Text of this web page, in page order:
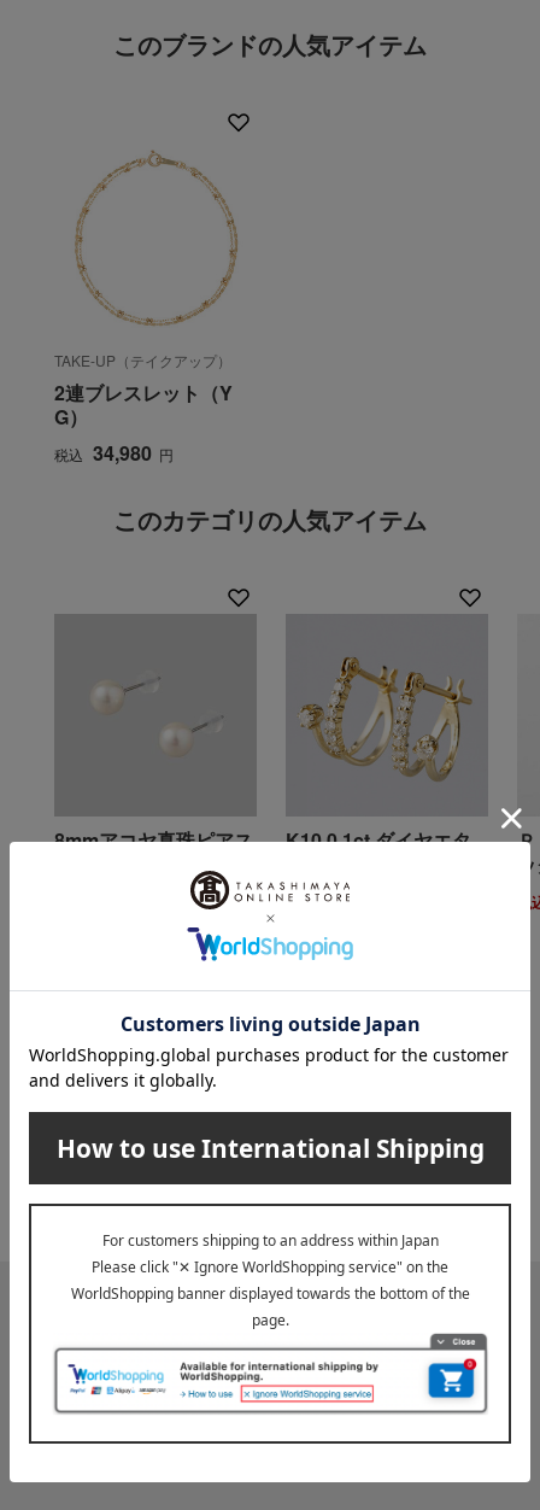
このブランドの人気アイテム
TAKE-UP（テイクアップ）
2連ブレスレット（Y
G）
税込 34,980 円
このカテゴリの人気アイテム
8mmアコヤ真珠ピアス
K10 0.1ct ダイヤエタ
税込 15,800
2026年07月29日
ご案内 お届け遅延のお知らせ
2025年10月03日
『お届け先のご住所』ご確認のお願い
メールマガジン
送料無料クーポンやキャンペーン、新着・SALE・おすすめ商品な
たします。